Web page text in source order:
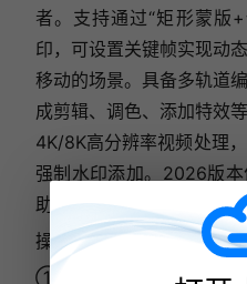
者。支持通过“矩形蒙版
印，可设置关键帧实现动
移动的场景。具备多轨道
成剪辑、调色、添加特效
4K/8K高分辨率视频处理
强制水印添加。2026版
助蒙版生成功能，降低新手
操作流程：
① 打开软件新建项目，导